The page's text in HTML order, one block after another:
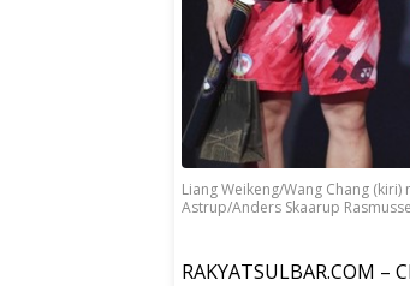
Liang Weikeng/Wang Chang
Astrup/Anders Skaarup
RAKYATSULBAR.COM